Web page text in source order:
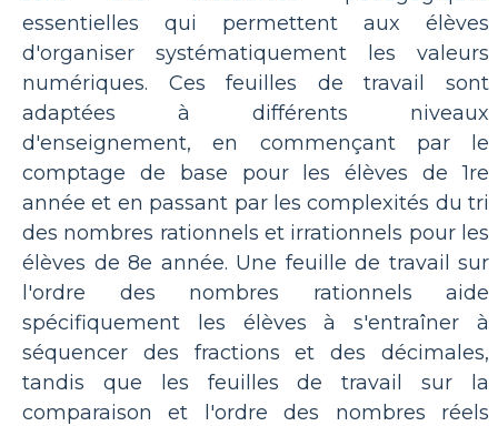
essentielles qui permettent aux élèves
d'organiser systématiquement les valeurs
numériques. Ces feuilles de travail sont
adaptées à différents niveaux
d'enseignement, en commençant par le
comptage de base pour les élèves de 1re
année et en passant par les complexités du tri
des nombres rationnels et irrationnels pour les
élèves de 8e année. Une feuille de travail sur
l'ordre des nombres rationnels aide
spécifiquement les élèves à s'entraîner à
séquencer des fractions et des décimales,
tandis que les feuilles de travail sur la
comparaison et l'ordre des nombres réels